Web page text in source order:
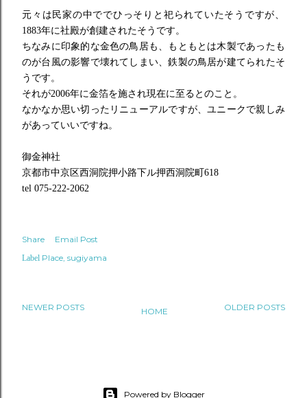
元々は民家の中ででひっそりと祀られていたそうですが、
1883年に社殿が創建されたそうです。
ちなみに印象的な金色の鳥居も、
もともとは木製であったも
のが台風の影響で壊れてしまい、鉄製の鳥居が建てられたそ
うです。
それが2006年に金箔を施され現在に至るとのこと。
なかなか思い切ったリニューアルですが、ユニークで親しみ
があっていいですね。
御金神社
京都市中京区西洞院押小路下ル押西洞院町618
tel 075-222-2062
Share Email Post
Label Place sugiyama
NEWER POSTS OLDER POSTS
HOME
Powered by Blogger